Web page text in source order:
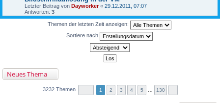
Letzter Beitrag von Dayworker« 29.12.2011, 07:07
Antworten: 3
Themen der letzten Zeit anzeigen:
Sortiere nach
Neues Thema
3232 Themen 1 2 3 4 5 130